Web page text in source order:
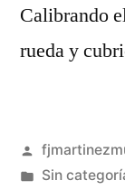
Calibrando
rueda y
Publicado
por
Publicado
Sin